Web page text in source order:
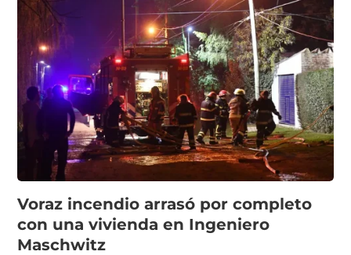
Voraz incendio arrasó por completo
con una vivienda en Ingeniero
Maschwitz